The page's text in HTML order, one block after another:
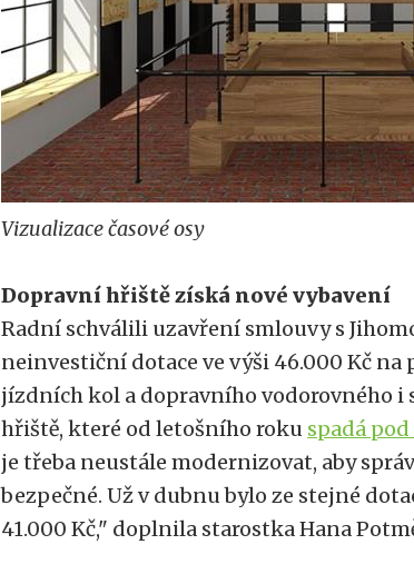
Vizualizace časové osy
Dopravní hřiště získá nové vybavení
Radní schválili uzavření smlouvy s
neinvestiční dotace ve výši 46.000 Kč
jízdních kol a dopravního vodorovného i
hřiště, které od letošního roku spadá
je třeba neustále modernizovat, aby
bezpečné. Už v dubnu bylo ze stejné
41.000 Kč," doplnila starostka Hana